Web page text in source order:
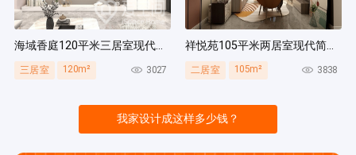
海域香庭120平米三居室现代简约风装修案例
三居室 120m² 3027
祥悦苑105平米两居室现代简约风装修案例
二居室 105m² 3838
我家设计成这样多少钱？